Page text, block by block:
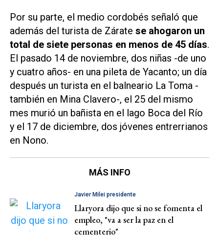
Por su parte, el medio cordobés señaló que
además del turista de Zárate se ahogaron un
total de siete personas en menos de 45 días.
El pasado 14 de noviembre, dos niñas -de uno
y cuatro años- en una pileta de Yacanto; un día
después un turista en el balneario La Toma -
también en Mina Clavero-, el 25 del mismo
mes murió un bañista en el lago Boca del Río
y el 17 de diciembre, dos jóvenes entrerrianos
en Nono.
MÁS INFO
Javier Milei presidente
Llaryora dijo que si no se fomenta el
empleo, "va a ser la paz en el
cementerio"